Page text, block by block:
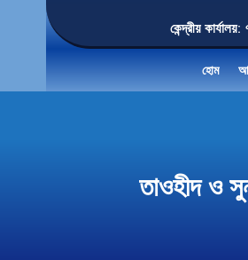
কেন্দ্রীয়
হোম
তাওহীদ ও